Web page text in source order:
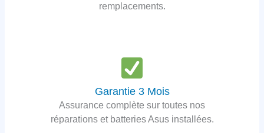
remplacements.
Garantie 3 Mois
Assurance complète sur toutes nos
réparations et batteries Asus installées.